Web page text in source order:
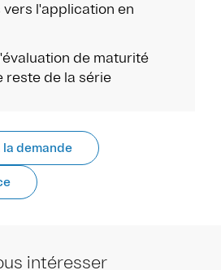
vers l'application en
de maturité
reste de la série
demande
intéresser